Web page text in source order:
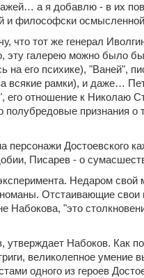
а я добавлю - в их
и философски
что тот же генерал
галерею можно было
на его психике), "Ваней",
рамки), и даже…
его отношение к Николаю
признания о
персонажи Достоевского
Писарев - о
Недаром
Отстаивающие свои
Набокова, "это
утверждает Набоков. Как
великолепное умение
одного из героев